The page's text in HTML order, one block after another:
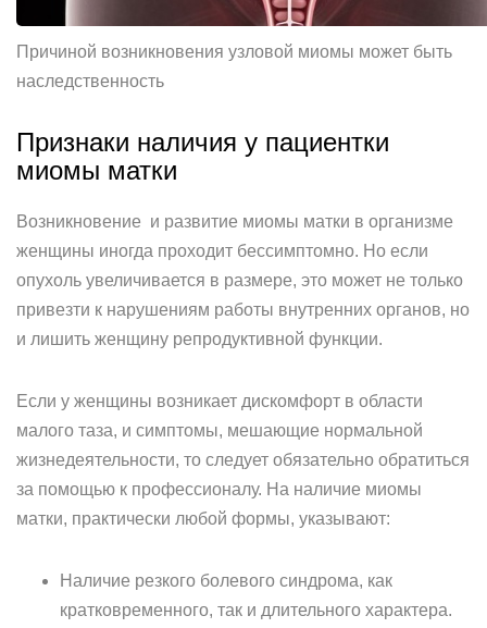
Причиной возникновения узловой миомы может быть
наследственность
Признаки наличия у пациентки
миомы матки
Возникновение и развитие миомы матки в организме
женщины иногда проходит бессимптомно. Но если
опухоль увеличивается в размере, это может не только
привезти к нарушениям работы внутренних органов, но
и лишить женщину репродуктивной функции.
Если у женщины возникает дискомфорт в области
малого таза, и симптомы, мешающие нормальной
жизнедеятельности, то следует обязательно обратиться
за помощью к профессионалу. На наличие миомы
матки, практически любой формы, указывают:
Наличие резкого болевого синдрома, как
кратковременного, так и длительного характера.